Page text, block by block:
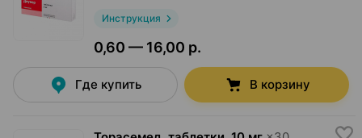
Инструкция
0,60 — 16,00 р.
Где купить В корзину